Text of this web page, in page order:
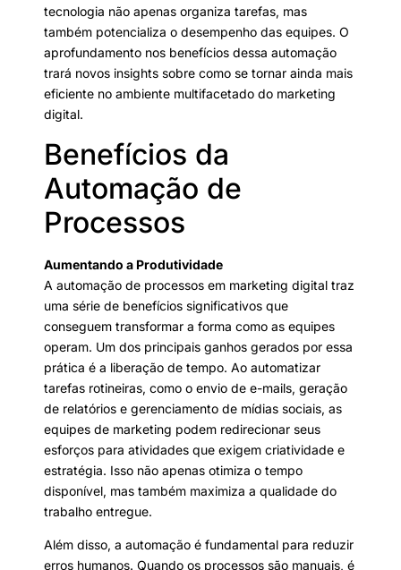
tecnologia não apenas organiza tarefas, mas
também potencializa o desempenho das equipes. O
aprofundamento nos benefícios dessa automação
trará novos insights sobre como se tornar ainda mais
eficiente no ambiente multifacetado do marketing
digital.
Benefícios da
Automação de
Processos
Aumentando a Produtividade
A automação de processos em marketing digital traz
uma série de benefícios significativos que
conseguem transformar a forma como as equipes
operam. Um dos principais ganhos gerados por essa
prática é a liberação de tempo. Ao automatizar
tarefas rotineiras, como o envio de e-mails, geração
de relatórios e gerenciamento de mídias sociais, as
equipes de marketing podem redirecionar seus
esforços para atividades que exigem criatividade e
estratégia. Isso não apenas otimiza o tempo
disponível, mas também maximiza a qualidade do
trabalho entregue.
Além disso, a automação é fundamental para reduzir
erros humanos. Quando os processos são manuais, é